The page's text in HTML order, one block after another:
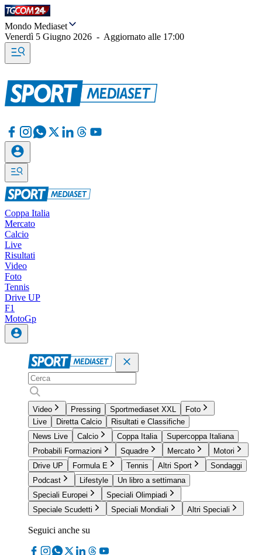
Mondo Mediaset
Venerdì 5 Giugno 2026 - Aggiornato alle 17:00
Coppa Italia
Mercato
Calcio
Live
Risultati
Video
Foto
Tennis
Drive UP
F1
MotoGp
Video Pressing Sportmediaset XXL
Foto
Live
Diretta Calcio
Risultati e Classifiche
News Live
Calcio Coppa Italia
Supercoppa Italiana
Probabili Formazioni
Squadre Mercato
Motori
Drive UP
Formula E Tennis Altri Sport
Sondaggi
Podcast
Lifestyle
Un libro a settimana
Speciali Europei
Speciali Olimpiadi
Speciale Scudetti
Speciali Mondiali Altri Speciali
Seguici anche su